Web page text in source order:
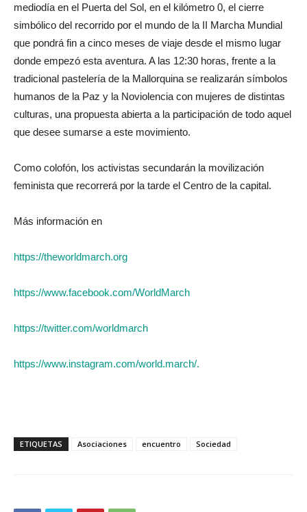
mediodía en el Puerta del Sol, en el kilómetro 0, el cierre
simbólico del recorrido por el mundo de la II Marcha Mundial
que pondrá fin a cinco meses de viaje desde el mismo lugar
donde empezó esta aventura. A las 12:30 horas, frente a la
tradicional pastelería de la Mallorquina se realizarán símbolos
humanos de la Paz y la Noviolencia con mujeres de distintas
culturas, una propuesta abierta a la participación de todo aquel
que desee sumarse a este movimiento.
Como colofón, los activistas secundarán la movilización
feminista que recorrerá por la tarde el Centro de la capital.
Más información en
https://theworldmarch.org
https://www.facebook.com/WorldMarch
https://twitter.com/worldmarch
https://www.instagram.com/world.march/.
ETIQUETAS Asociaciones encuentro Sociedad